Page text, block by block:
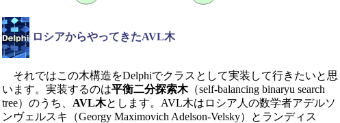
ロシアからやってきたAVL木
それではこの木構造をDelphiでクラスとして実装して行きたいと思
います。実装するのは平衡二分探索木（self-balancing binaryu search
tree）のうち、 AVL木とします。AVL木はロシア人の数学者アデルソ
ンヴェルスキ（Georgy Maximovich Adelson-Velsky）とランディス